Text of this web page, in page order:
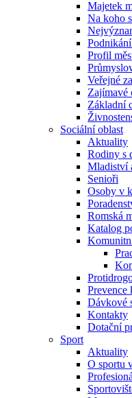
Majetek
Na koho
Profil
Veřejné
Zajímavé
Základní
Sociální oblast
Aktuality
Rodiny s
Mladiství
Senioři
Osoby v
Romská
Katalog
Dávkové
Kontakty
Dotační
Sport
Aktuality
O sportu